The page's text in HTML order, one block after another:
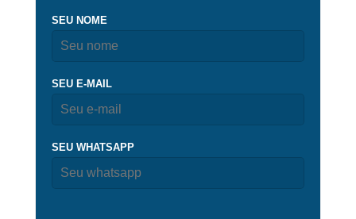
SEU NOME
SEU E-MAIL
SEU WHATSAPP